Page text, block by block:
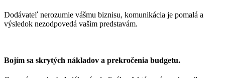
Dodávateľ nerozumie vášmu biznisu, komunikácia je pomalá a
výsledok nezodpovedá vašim predstavám.
Bojím sa skrytých nákladov a prekročenia budgetu.